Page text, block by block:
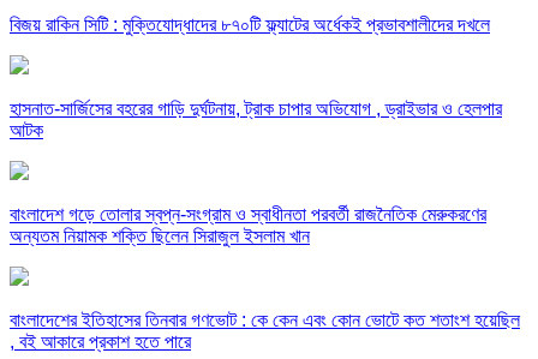
বিজয় রাকিন সিটি : মুক্তিযোদ্ধাদের ৮৭০টি ফ্ল্যাটের অর্ধেকই প্রভাবশালীদের দখলে
হাসনাত-সার্জিসের বহরের গাড়ি দুর্ঘটনায়, ট্রাক চাপার অভিযোগ , ড্রাইভার ও হেলপার
আটক
বাংলাদেশ গড়ে তোলার স্বপ্ন-সংগ্রাম ও স্বাধীনতা পরবর্তী রাজনৈতিক মেরুকরণের
অন্যতম নিয়ামক শক্তি ছিলেন সিরাজুল ইসলাম খান
বাংলাদেশের ইতিহাসের তিনবার গণভোট : কে কেন এবং কোন ভোটে কত শতাংশ হয়েছিল
, বই আকারে প্রকাশ হতে পারে